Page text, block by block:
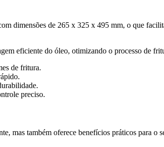
dimensões de 265 x 325 x 495 mm, o que
eficiente do óleo, otimizando o processo de
de fritura.
preciso.
mas também oferece benefícios práticos para